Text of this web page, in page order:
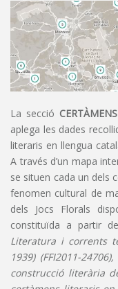
La secció
aplega les dades
literaris en llengua
A través d’un mapa
se situen cada un dels
fenomen cultural de
dels Jocs Florals
constituïda a partir
Literatura i corrents
1939) (FFI2011-
construcció literària